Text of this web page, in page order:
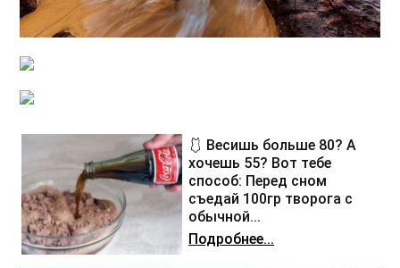
🩱 Весишь больше 80? А
хочешь 55? Вот тебе
способ: Перед сном
съедай 100гр творога с
обычной...
Подробнее...